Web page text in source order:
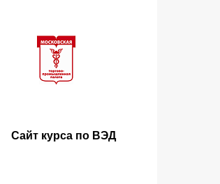
Сайт курса по ВЭД